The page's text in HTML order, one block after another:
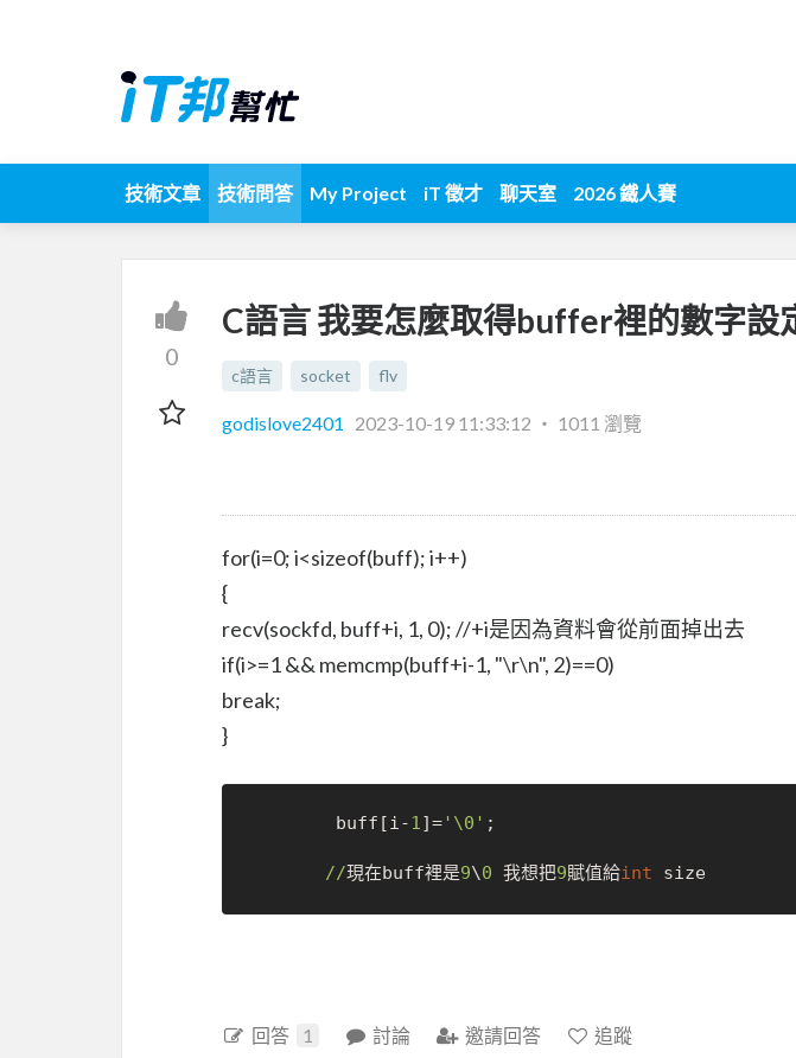
技術文章 技術問答 My Project iT 徵才 聊天室 2026 鐵人賽
0
C語言 我要怎麼取得buffer裡的數字設
c語言 socket flv
godislove2401 2023-10-19 11:33:12 ‧ 1011 瀏覽
for(i=0; i<sizeof(buff); i++)
{
recv(sockfd, buff+i, 1, 0); //+i是因為資料會從前面掉出去
if(i>=1 && memcmp(buff+i-1, "\r\n", 2)==0)
break;
}
        buff[i-
1]='\0' ;
//現在buff裡是9\0 我想把9賦值給int size
回答 1 討論 邀請回答 追蹤